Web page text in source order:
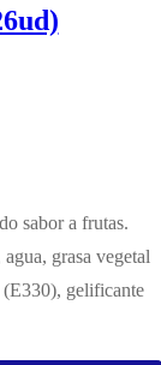
sabor a frutas.
grasa vegetal
gelificante